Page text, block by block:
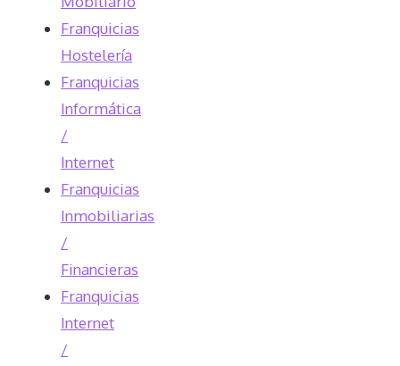
Franquicias
Hostelería
Franquicias
Informática
/
Internet
Franquicias
Inmobiliarias
/
Financieras
Franquicias
Internet
/